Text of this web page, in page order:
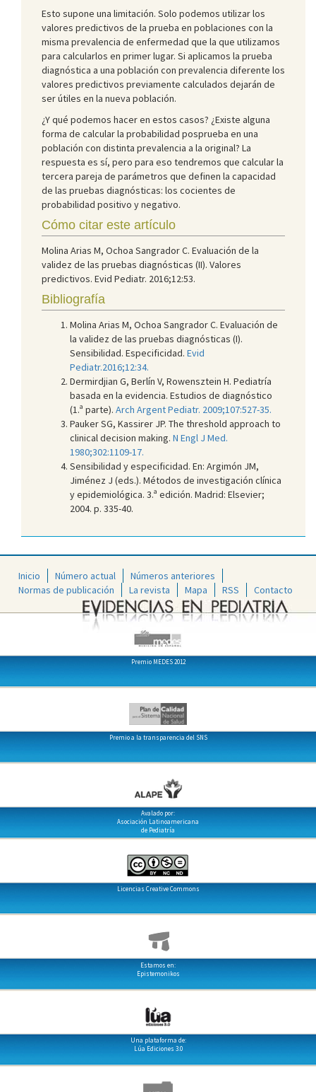
Esto supone una limitación. Solo podemos utilizar los
valores predictivos de la prueba en poblaciones con la
misma prevalencia de enfermedad que la que utilizamos
para calcularlos en primer lugar. Si aplicamos la prueba
diagnóstica a una población con prevalencia diferente los
valores predictivos previamente calculados dejarán de
ser útiles en la nueva población.
¿Y qué podemos hacer en estos casos? ¿Existe alguna
forma de calcular la probabilidad posprueba en una
población con distinta prevalencia a la original? La
respuesta es sí, pero para eso tendremos que calcular la
tercera pareja de parámetros que definen la capacidad
de las pruebas diagnósticas: los cocientes de
probabilidad positivo y negativo.
Cómo citar este artículo
Molina Arias M, Ochoa Sangrador C. Evaluación de la
validez de las pruebas diagnósticas (II). Valores
predictivos. Evid Pediatr. 2016;12:53.
Bibliografía
Molina Arias M, Ochoa Sangrador C. Evaluación de
la validez de las pruebas diagnósticas (I).
Sensibilidad. Especificidad. Evid
Pediatr.2016;12:34.
Dermirdjian G, Berlín V, Rowensztein H. Pediatría
basada en la evidencia. Estudios de diagnóstico
(1.ª parte). Arch Argent Pediatr. 2009;107:527-35.
Pauker SG, Kassirer JP. The threshold approach to
clinical decision making. N Engl J Med.
1980;302:1109-17.
Sensibilidad y especificidad. En: Argimón JM,
Jiménez J (eds.). Métodos de investigación clínica
y epidemiológica. 3.ª edición. Madrid: Elsevier;
2004. p. 335-40.
Inicio Número actual
Números anteriores
Normas de publicación
La revista Mapa RSS Contacto
Premio MEDES 2012
Premio a la transparencia del SNS
Avalado por:
Asociación Latinoamericana
de Pediatría
Licencias Creative Commons
Estamos en:
Epistemonikos
Una plataforma de:
Lúa Ediciones 3.0